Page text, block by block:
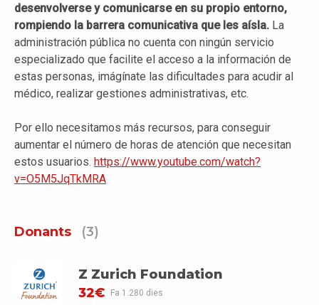
desenvolverse y comunicarse en su propio entorno,
rompiendo la barrera comunicativa que les aísla. La
administración pública no cuenta con ningún servicio
especializado que facilite el acceso a la información de
estas personas, imágínate las dificultades para acudir al
médico, realizar gestiones administrativas, etc.
Por ello necesitamos más recursos, para conseguir
aumentar el número de horas de atención que necesitan
estos usuarios. https://www.youtube.com/watch?
v=O5M5JqTkMRA
Donants (3)
Z Zurich Foundation
32€
Fa 1.280 dies